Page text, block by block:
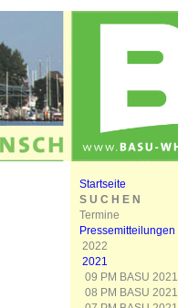
Startseite
S U C H E N
Termine
Pressemitteilungen
2022
2021
09 PM BASU 2021
08 PM BASU 2021